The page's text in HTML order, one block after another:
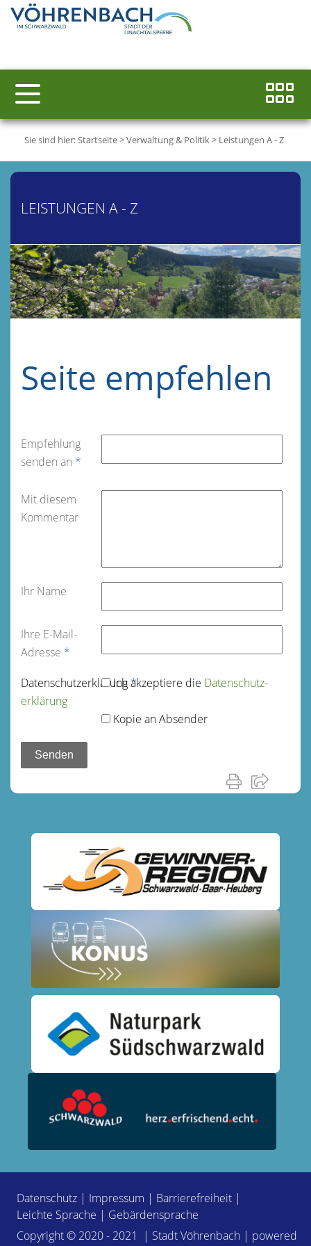
Sie sind hier:Startseite>Verwaltung & Politik> Leistungen A - Z
LEISTUNGEN A - Z
Seite empfehlen
Empfehlung
senden an *
Mit diesem
Kommentar
Ihr Name
Ihre E-Mail-
Adresse *
Datenschutz­erklärung*
Ich akzeptiere die Datenschutz­
erklärung
Kopie an Absender
Datenschutz | Impressum | Barrierefreiheit |
Leichte Sprache | Gebärdensprache
Copyright © 2020 - 2021 | Stadt Vöhrenbach | powered